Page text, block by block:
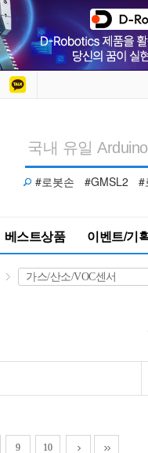
#로봇손 #GMSL2 #
베스트상품 이벤트/기
9 10